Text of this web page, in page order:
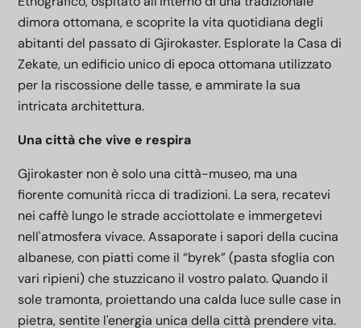
dimora ottomana, e scoprite la vita quotidiana degli
abitanti del passato di Gjirokaster. Esplorate la Casa di
Zekate, un edificio unico di epoca ottomana utilizzato
per la riscossione delle tasse, e ammirate la sua
intricata architettura.
Una città che vive e respira
Gjirokaster non è solo una città-museo, ma una
fiorente comunità ricca di tradizioni. La sera, recatevi
nei caffè lungo le strade acciottolate e immergetevi
nell'atmosfera vivace. Assaporate i sapori della cucina
albanese, con piatti come il “byrek” (pasta sfoglia con
vari ripieni) che stuzzicano il vostro palato. Quando il
sole tramonta, proiettando una calda luce sulle case in
pietra, sentite l'energia unica della città prendere vita.